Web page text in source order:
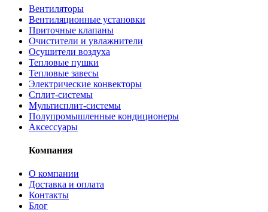
Вентиляторы
Вентиляционные установки
Приточные клапаны
Очистители и увлажнители
Осушители воздуха
Тепловые пушки
Тепловые завесы
Электрические конвекторы
Сплит-системы
Мультисплит-системы
Полупромышленные кондиционеры
Аксессуары
Компания
О компании
Доставка и оплата
Контакты
Блог